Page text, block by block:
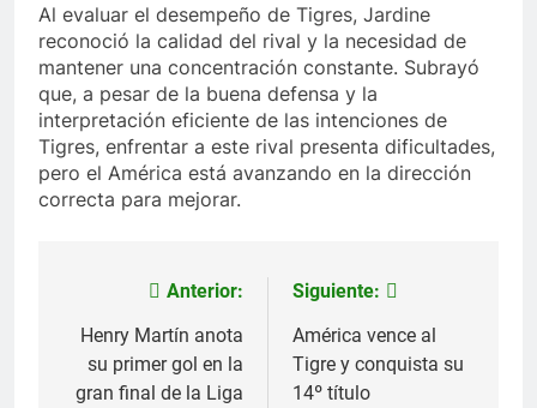
Al evaluar el desempeño de Tigres, Jardine
reconoció la calidad del rival y la necesidad de
mantener una concentración constante. Subrayó
que, a pesar de la buena defensa y la
interpretación eficiente de las intenciones de
Tigres, enfrentar a este rival presenta dificultades,
pero el América está avanzando en la dirección
correcta para mejorar.
Navegación
de
entradas
Anterior:
Henry Martín anota
su primer gol en la
gran final de la Liga
Siguiente:
América vence al
Tigre y conquista su
14º título